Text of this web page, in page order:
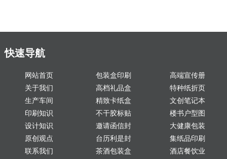
快速导航
网站首页
关于我们
生产车间
印刷知识
设计知识
原创观点
联系我们
包装盒印刷
高档礼品盒
精致卡纸盒
不干胶标贴
邀请函信封
台历利是封
茶酒包装盒
高端宣传册
特种纸折页
文创笔记本
楼书户型图
大健康包装
集纸品印刷
酒店餐饮业